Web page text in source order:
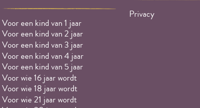
Voor een kind van 1 jaar
Voor een kind van 2 jaar
Voor een kind van 3 jaar
Voor een kind van 4 jaar
Voor een kind van 5 jaar
Voor wie 16 jaar wordt
Voor wie 18 jaar wordt
Voor wie 21 jaar wordt
Privacy